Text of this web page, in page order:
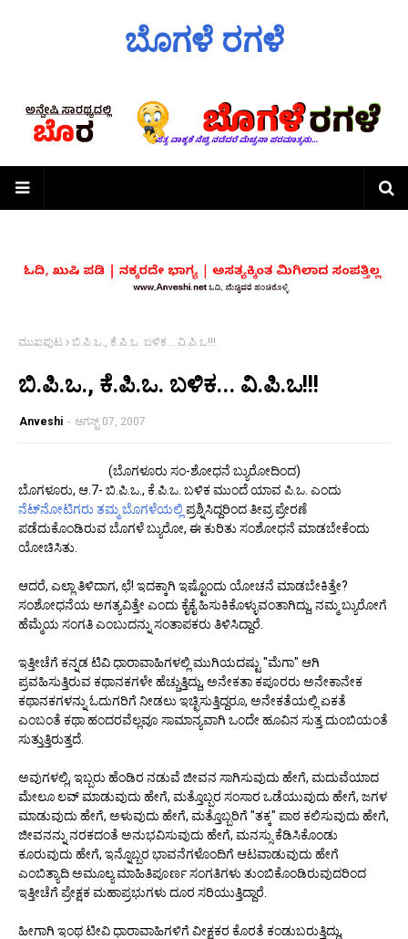
ಬೊಗಳೆ ರಗಳೆ
ಮುಖಪುಟ ಬಿ.ಪಿ.ಒ., ಕೆ.ಪಿ.ಒ. ಬಳಿಕ... ವಿ.ಪಿ.ಒ!!!
ಬಿ.ಪಿ.ಒ., ಕೆ.ಪಿ.ಒ. ಬಳಿಕ... ವಿ.ಪಿ.ಒ!!!
Anveshi - ಆಗಸ್ಟ್ 07, 2007
(ಬೊಗಳೂರು ಸಂ-ಶೋಧನೆ ಬ್ಯುರೋದಿಂದ)
ಬೊಗಳೂರು, ಆ.7- ಬಿ.ಪಿ.ಒ., ಕೆ.ಪಿ.ಒ. ಬಳಿಕ ಮುಂದೆ ಯಾವ ಪಿ.ಒ. ಎಂದು
ನೆಟ್‌ನೋಟಿಗರು ತಮ್ಮ ಬೊಗಳೆಯಲ್ಲಿ ಪ್ರಶ್ನಿಸಿದ್ದರಿಂದ ತೀವ್ರ ಪ್ರೇರಣೆ
ಪಡೆದುಕೊಂಡಿರುವ ಬೊಗಳೆ ಬ್ಯುರೋ, ಈ ಕುರಿತು ಸಂಶೋಧನೆ ಮಾಡಬೇಕೆಂದು
ಯೋಚಿಸಿತು.
ಆದರೆ, ಎಲ್ಲಾ ತಿಳಿದಾಗ, ಛೆ! ಇದಕ್ಕಾಗಿ ಇಷ್ಟೊಂದು ಯೋಚನೆ ಮಾಡಬೇಕಿತ್ತೇ?
ಸಂಶೋಧನೆಯ ಅಗತ್ಯವಿತ್ತೇ ಎಂದು ಕೈಕೈ ಹಿಸುಕಿಕೊಳ್ಳುವಂತಾಗಿದ್ದು, ನಮ್ಮ ಬ್ಯುರೋಗೆ
ಹೆಮ್ಮೆಯ ಸಂಗತಿ ಎಂಬುದನ್ನು ಸಂತಾಪಕರು ತಿಳಿಸಿದ್ದಾರೆ.
ಇತ್ತೀಚೆಗೆ ಕನ್ನಡ ಟಿವಿ ಧಾರಾವಾಹಿಗಳಲ್ಲಿ ಮುಗಿಯದಷ್ಟು "ಮೆಗಾ" ಆಗಿ
ಪ್ರವಹಿಸುತ್ತಿರುವ ಕಥಾನಕಗಳೇ ಹೆಚ್ಚುತ್ತಿದ್ದು, ಅನೇಕತಾ ಕಪೂರರು ಅನೇಕಾನೇಕ
ಕಥಾನಕಗಳನ್ನು ಓದುಗರಿಗೆ ನೀಡಲು ಇಚ್ಛಿಸುತ್ತಿದ್ದರೂ, ಅನೇಕತೆಯಲ್ಲಿ ಏಕತೆ
ಎಂಬಂತೆ ಕಥಾ ಹಂದರವೆಲ್ಲವೂ ಸಾಮಾನ್ಯವಾಗಿ ಒಂದೇ ಹೂವಿನ ಸುತ್ತ ದುಂಬಿಯಂತೆ
ಸುತ್ತುತ್ತಿರುತ್ತದೆ.
ಅವುಗಳಲ್ಲಿ, ಇಬ್ಬರು ಹೆಂಡಿರ ನಡುವೆ ಜೀವನ ಸಾಗಿಸುವುದು ಹೇಗೆ, ಮದುವೆಯಾದ
ಮೇಲೂ ಲವ್ ಮಾಡುವುದು ಹೇಗೆ, ಮತ್ತೊಬ್ಬರ ಸಂಸಾರ ಒಡೆಯುವುದು ಹೇಗೆ, ಜಗಳ
ಮಾಡುವುದು ಹೇಗೆ, ಅಳುವುದು ಹೇಗೆ, ಮತ್ತೊಬ್ಬರಿಗೆ "ತಕ್ಕ" ಪಾಠ ಕಲಿಸುವುದು ಹೇಗೆ,
ಜೀವನನ್ನು ನರಕದಂತೆ ಅನುಭವಿಸುವುದು ಹೇಗೆ, ಮನಸ್ಸು ಕೆಡಿಸಿಕೊಂಡು
ಕೂರುವುದು ಹೇಗೆ, ಇನ್ನೊಬ್ಬರ ಭಾವನೆಗಳೊಂದಿಗೆ ಆಟವಾಡುವುದು ಹೇಗೆ
ಎಂಬಿತ್ಯಾದಿ ಅಮೂಲ್ಯ ಮಾಹಿತಿಪೂರ್ಣ ಸಂಗತಿಗಳು ತುಂಬಿಕೊಂಡಿರುವುದರಿಂದ
ಇತ್ತೀಚೆಗೆ ಪ್ರೇಕ್ಷಕ ಮಹಾಪ್ರಭುಗಳು ದೂರ ಸರಿಯುತ್ತಿದ್ದಾರೆ.
ಹೀಗಾಗಿ ಇಂಥ ಟೀವಿ ಧಾರಾವಾಹಿಗಳಿಗೆ ವೀಕ್ಷಕರ ಕೊರತೆ ಕಂಡುಬರುತ್ತಿದ್ದು,